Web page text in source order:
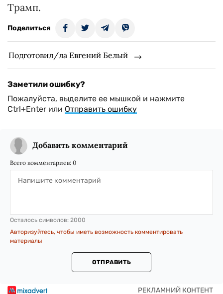
Трамп.
Поделиться
Подготовил/ла Евгений Белый
Заметили ошибку?
Пожалуйста, выделите ее мышкой и нажмите
Ctrl+Enter или Отправить ошибку
Добавить комментарий
Всего комментариев: 0
Осталось символов: 2000
Авторизуйтесь, чтобы иметь возможность комментировать
материалы
ОТПРАВИТЬ